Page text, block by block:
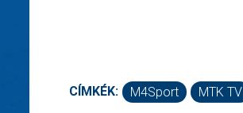
CÍMKÉK: M4Sport MTK TV